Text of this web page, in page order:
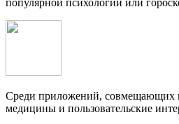
Среди приложений, совмещающих
медицины и пользовательские